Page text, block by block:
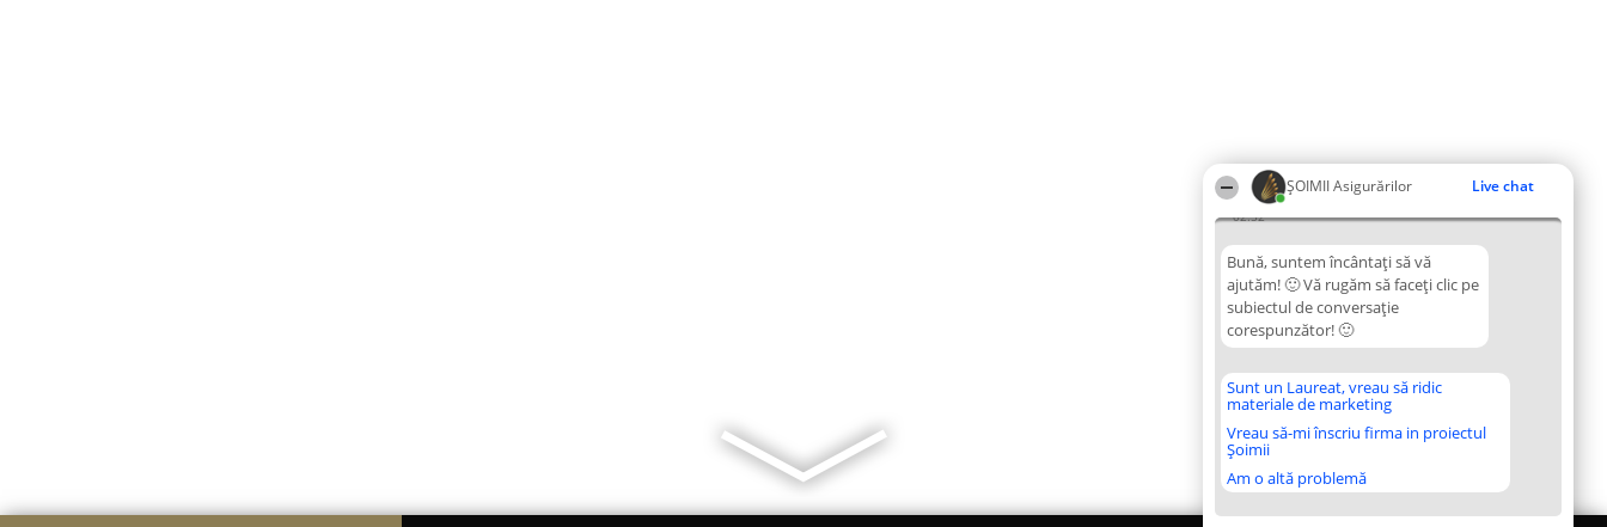
ȘOIMII Asigurărilor Live chat
02:52
Bună, suntem încântați să vă
ajutăm! 🙂 Vă rugăm să faceți clic pe
subiectul de conversație
corespunzător! 🙂
Sunt un Laureat, vreau să ridic
materiale de marketing
Vreau să-mi înscriu firma in proiectul
Șoimii
Am o altă problemă